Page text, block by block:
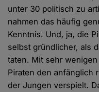
unter 30 politisch zu
nahmen das häufig
Kenntnis. Und, ja, die
selbst gründlicher, als
taten. Mit sehr
Piraten den anfänglich
der Jungen verspielt.